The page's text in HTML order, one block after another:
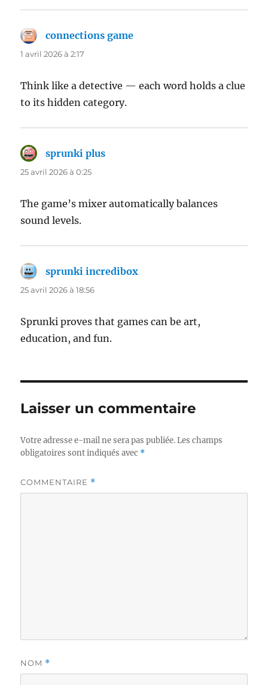
connections game
1 avril 2026 à 2:17
Think like a detective — each word holds a clue
to its hidden category.
sprunki plus
25 avril 2026 à 0:25
The game’s mixer automatically balances
sound levels.
sprunki incredibox
25 avril 2026 à 18:56
Sprunki proves that games can be art,
education, and fun.
Laisser un commentaire
Votre adresse e-mail ne sera pas publiée. Les champs
obligatoires sont indiqués avec *
COMMENTAIRE *
NOM *